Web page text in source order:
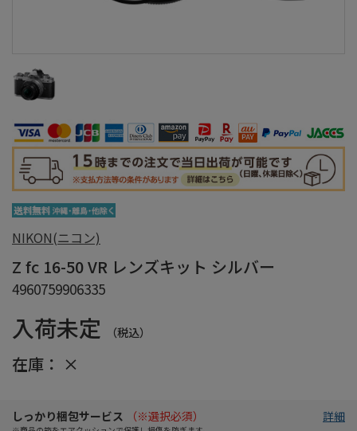
NIKON(ニコン)
Z fc 16-50 VR レンズキット シルバー
4960759906335
入荷未定 （税込）
在庫： ×
しっかり梱包サービス （※選択必須） 詳細